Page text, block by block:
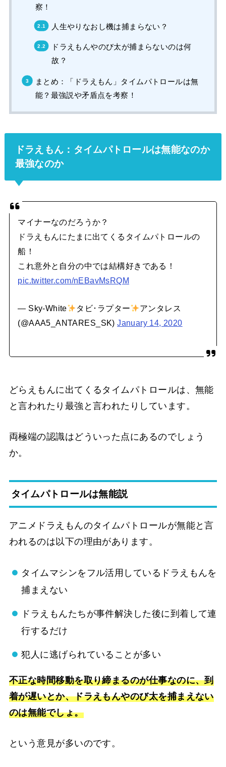
察！
人生やりなおし機は捕まらない？
ドラえもんやのび太が捕まらないのは何
故？
まとめ：「ドラえもん」タイムパトロールは無
能？最強説や矛盾点を考察！
ドラえもん：タイムパトロールは無能なのか
最強なのか
マイナーなのだろうか？
ドラえもんにたまに出てくるタイムパトロールの
船！
これ意外と自分の中では結構好きである！
pic.twitter.com/nEBavMsRQM
— Sky-White タビ･ラプター
アンタレス
(@AAA5_ANTARES_SK)January 14, 2020
どらえもんに出てくるタイムパトロールは、無能
と言われたり最強と言われたりしています。
両極端の認識はどういった点にあるのでしょう
か。
タイムパトロールは無能説
アニメドラえもんのタイムパトロールが無能と言
われるのは以下の理由があります。
タイムマシンをフル活用しているドラえもんを
捕まえない
ドラえもんたちが事件解決した後に到着して連
行するだけ
犯人に逃げられていることが多い
不正な時間移動を取り締まるのが仕事なのに、到
着が遅いとか、ドラえもんやのび太を捕まえない
のは無能でしょ。
という意見が多いのです。